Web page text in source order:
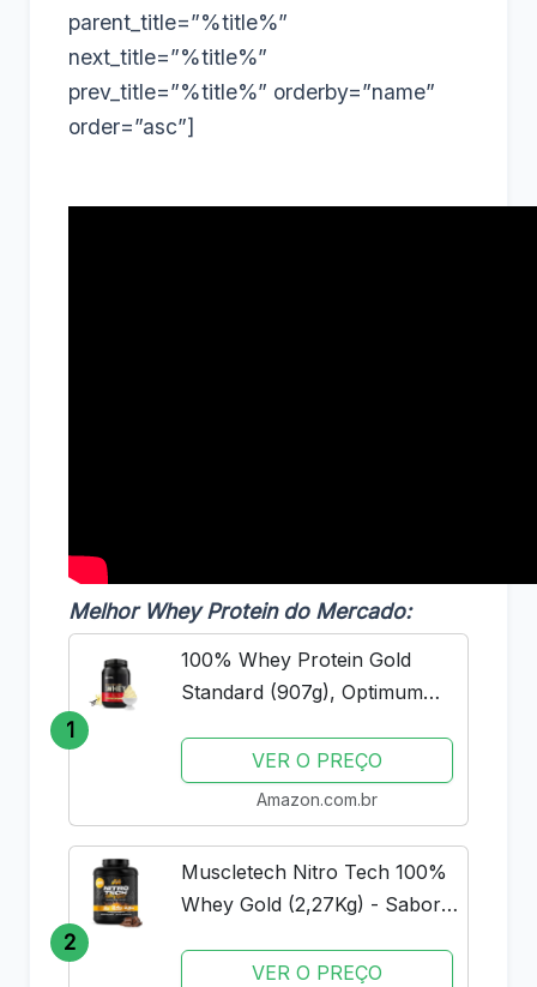
parent_title=”%title%”
next_title=”%title%”
prev_title=”%title%” orderby=”name”
order=”asc”]
Melhor Whey Protein do Mercado:
1
100% Whey Protein Gold
Standard (907g), Optimum
VER O PREÇO
Amazon.com.br
2
Muscletech Nitro Tech 100%
Whey Gold (2,27Kg) - Sabor
Muscle TechVER O PREÇO